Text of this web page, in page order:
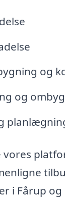
og
og
vores
i Fårup og